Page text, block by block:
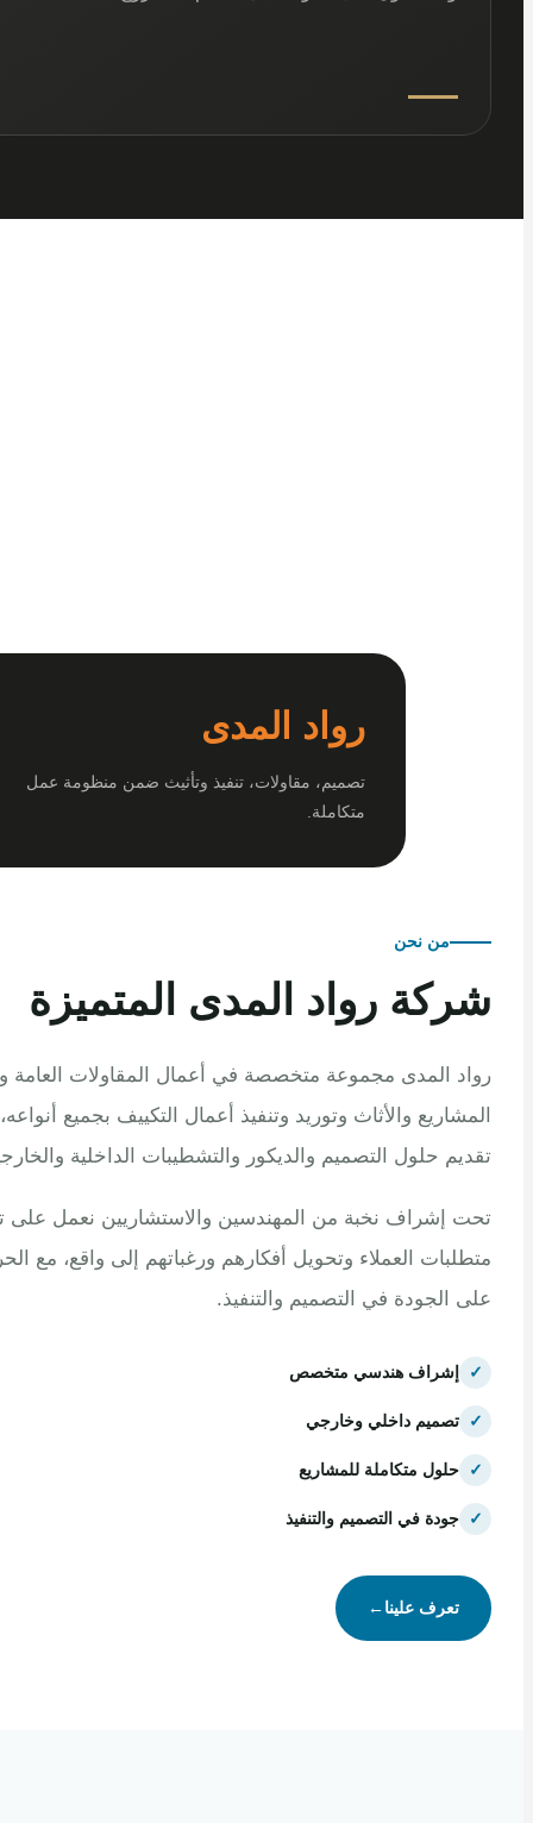
رواد المدى
تصميم، مقاولات، تنفيذ وتأثيث ضمن منظومة عمل
من نحن
رواد المدى المتميزة
المدى مجموعة متخصصة في أعمال المقاولات العامة وتنفيذ
والأثاث وتوريد وتنفيذ أعمال التكييف بجميع أنواعه، مع
حلول التصميم والديكور والتشطيبات الداخلية والخارجية.
إشراف نخبة من المهندسين والاستشاريين نعمل على تلبية
العملاء وتحويل أفكارهم ورغباتهم إلى واقع، مع الحرص
في التصميم والتنفيذ.
إشراف هندسي متخصص
تصميم داخلي وخارجي
حلول متكاملة للمشاريع
جودة في التصميم والتنفيذ
تعرف علينا←